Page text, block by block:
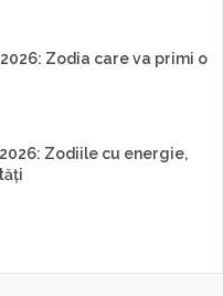
Zodia care va primi o
Zodiile cu energie,